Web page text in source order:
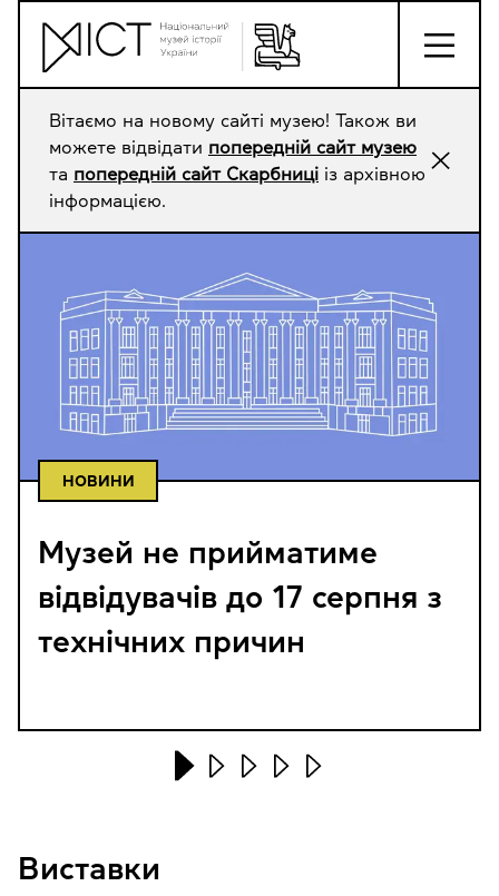
Вітаємо на новому сайті музею! Також ви
можете відвідати попередній сайт музею
та попередній сайт Скарбниці із архівною
інформацією.
НОВИНИ
Музей не прийматиме
відвідувачів до 17 серпня з
технічних причин
Виставки